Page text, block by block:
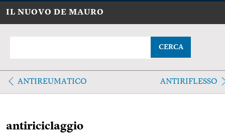
IL NUOVO DE MAURO
CERCA
ANTIREUMATICO ANTIRIFLESSO
antiriciclaggio